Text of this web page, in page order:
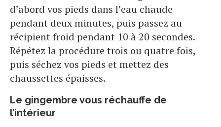
d’abord vos pieds dans l’eau chaude
pendant deux minutes, puis passez au
récipient froid pendant 10 à 20 secondes.
Répétez la procédure trois ou quatre fois,
puis séchez vos pieds et mettez des
chaussettes épaisses.
Le gingembre vous réchauffe de
l’intérieur